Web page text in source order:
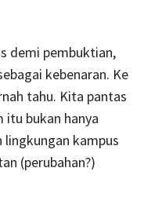
demi pembuktian,
kebenaran. Ke
tahu. Kita pantas
itu bukan hanya
kampus
(perubahan?)